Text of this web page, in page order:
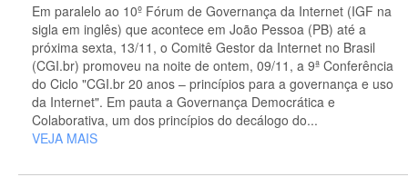
Em paralelo ao 10º Fórum de Governança da Internet (IGF na
sigla em inglês) que acontece em João Pessoa (PB) até a
próxima sexta, 13/11, o Comitê Gestor da Internet no Brasil
(CGI.br) promoveu na noite de ontem, 09/11, a 9ª Conferência
do Ciclo "CGI.br 20 anos – princípios para a governança e uso
da Internet". Em pauta a Governança Democrática e
Colaborativa, um dos princípios do decálogo do...
VEJA MAIS